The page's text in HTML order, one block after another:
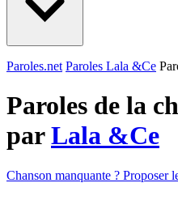
Paroles.net Paroles Lala &Ce
Paroles de la
parLala &Ce
Chanson manquante ? Proposer